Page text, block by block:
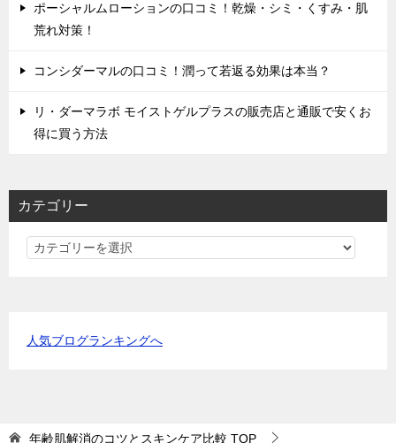
ポーシャルムローションの口コミ！乾燥・シミ・くすみ・肌
荒れ対策！
コンシダーマルの口コミ！潤って若返る効果は本当？
リ・ダーマラボ モイストゲルプラスの販売店と通販で安くお
得に買う方法
カテゴリー
カ
ー
人気ブログランキングへ
年齢肌解消のコツとスキンケア比較 TOP